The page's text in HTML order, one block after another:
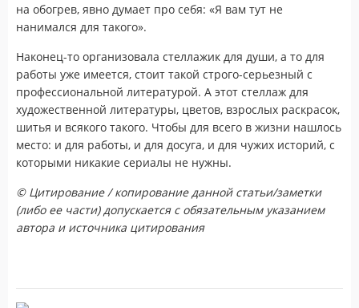
на обогрев, явно думает про себя: «Я вам тут не
нанимался для такого».
Наконец-то организовала стеллажик для души, а то для
работы уже имеется, стоит такой строго-серьезный с
профессиональной литературой. А этот стеллаж для
художественной литературы, цветов, взрослых раскрасок,
шитья и всякого такого. Чтобы для всего в жизни нашлось
место: и для работы, и для досуга, и для чужих историй, с
которыми никакие сериалы не нужны.
© Цитирование / копирование данной статьи/заметки
(либо ее части) допускается с обязательным указанием
автора и источника цитирования